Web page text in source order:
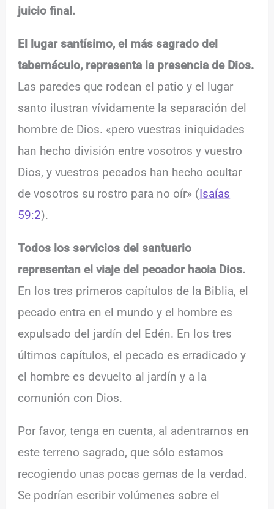
juicio final.
El lugar santísimo, el más sagrado del
tabernáculo, representa la presencia de Dios.
Las paredes que rodean el patio y el lugar
santo ilustran vívidamente la separación del
hombre de Dios. «pero vuestras iniquidades
han hecho división entre vosotros y vuestro
Dios, y vuestros pecados han hecho ocultar
de vosotros su rostro para no oír» (Isaías
59:2).
Todos los servicios del santuario
representan el viaje del pecador hacia Dios.
En los tres primeros capítulos de la Biblia, el
pecado entra en el mundo y el hombre es
expulsado del jardín del Edén. En los tres
últimos capítulos, el pecado es erradicado y
el hombre es devuelto al jardín y a la
comunión con Dios.
Por favor, tenga en cuenta, al adentrarnos en
este terreno sagrado, que sólo estamos
recogiendo unas pocas gemas de la verdad.
Se podrían escribir volúmenes sobre el